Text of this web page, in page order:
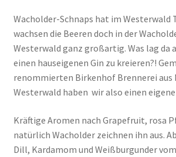
Wacholder-Schnaps hat im Westerwald
wachsen die Beeren doch in der
Westerwald ganz großartig. Was lag da
einen hauseigenen Gin zu kreieren?!
renommierten Birkenhof Brennerei
Westerwald haben wir also einen
Kräftige Aromen nach Grapefruit, rosa
natürlich Wacholder zeichnen ihn aus.
Dill, Kardamom und Weißburgunder